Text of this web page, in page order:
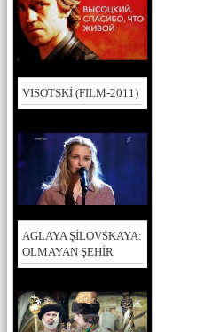
VISOTSKİ (FILM-2011)
AGLAYA ŞİLOVSKAYA:
OLMAYAN ŞEHİR